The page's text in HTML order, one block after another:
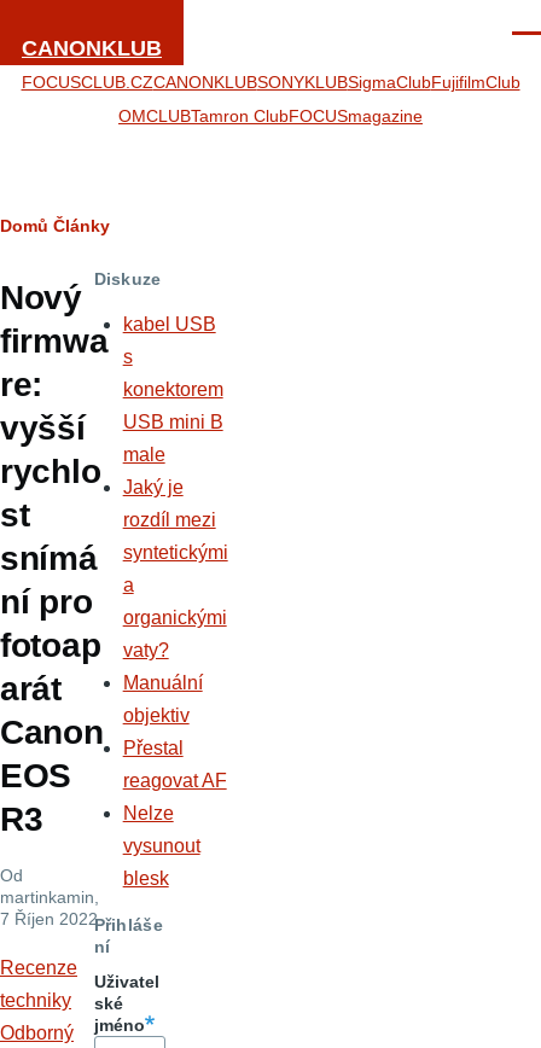
CANONKLUB
FOCUSCLUB.CZCANONKLUBSONYKLUBSigmaClubFujifilmClub
OMCLUBTamron ClubFOCUSmagazine
Drobečková
navigace
Domů Články
Nový
firmwa
re:
vyšší
rychlo
st
snímá
ní pro
fotoap
arát
Canon
EOS
R3
Od
martinkamin
7 Říjen 2022
Recenze
techniky
Odborný
Diskuze
kabel USB
s
konektorem
USB mini B
male
Jaký je
rozdíl mezi
syntetickými
a
organickými
vaty?
Manuální
objektiv
Přestal
reagovat AF
Nelze
vysunout
blesk
Přihláše
ní
Uživatel
ské
jméno